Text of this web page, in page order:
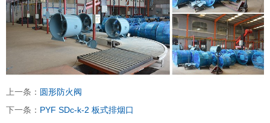
上一条： 圆形防火阀
下一条： PYF SDc-k-2 板式排烟口